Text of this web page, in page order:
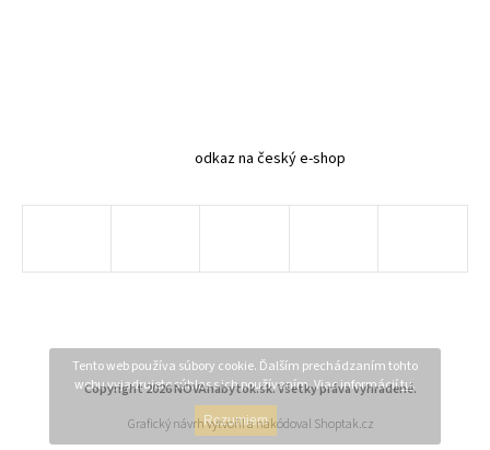
Tento web používa súbory cookie. Ďalším prechádzaním tohto
webu vyjadrujete súhlas s ich používaním. Viac informáciítu.
Rozumiem
odkaz na český e-shop
Copyright 2026NOVAnabytok.sk. Všetky práva vyhradené.
Grafický návrh vytvořil a nakódoval Shoptak.cz